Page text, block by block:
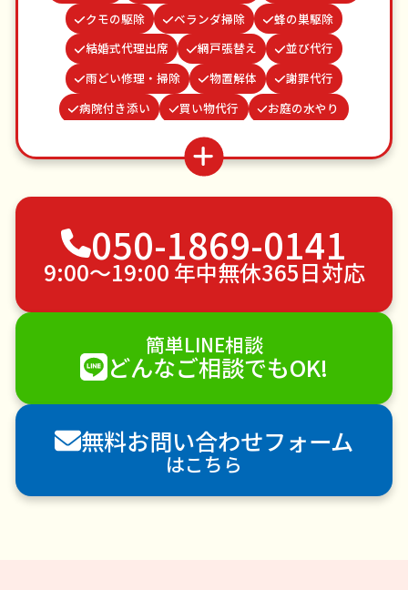
クモの駆除
ベランダ掃除
蜂の巣駆除
結婚式代理出席
網戸張替え
並び代行
雨どい修理・掃除
物置解体
謝罪代行
病院付き添い
買い物代行
お庭の水やり
カーテンレール取り付け
水道パッキン交換
波板張替え
お墓参り代行
つた・ツルの撤去
不用品回収
ゴミ屋敷片付け
植木の剪定
植木の伐採
手すり取り付け
ペットのお世話
エアコンクリーニング
DIY・日曜大工
ハウスクリーニング
雪かき・雪下ろし
電球交換
襖（ふすま）の張替え
空き家管理
各種代行
害獣駆除
防草シート施工
ナメクジ駆除
害虫駆除
050-1869-0141
9:00〜19:00 年中無休365日対応
簡単LINE相談
どんなご相談でもOK!
無料お問い合わせフォーム
はこちら